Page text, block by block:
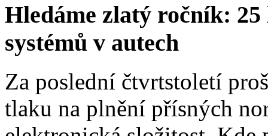
Hledáme zlatý ročník:
systémů v autech
Za poslední čtvrtstoletí
tlaku na plnění přísných